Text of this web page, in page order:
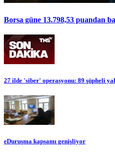
Borsa güne 13.798,53 puandan
27 ilde 'siber' operasyonu: 89 şüpheli
eDuruşma kapsamı genişliyor